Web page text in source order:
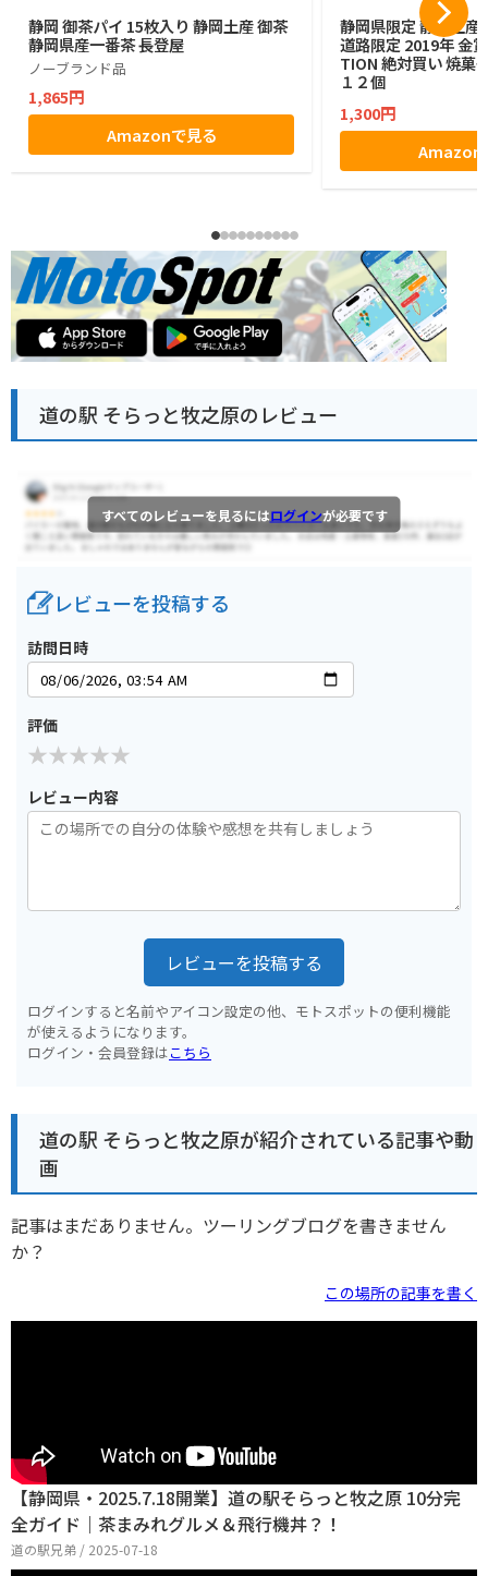
静岡 御茶パイ 15枚入り 静岡土産 御茶
静岡県産一番茶 長登屋
ノーブランド品
1,865円
Amazonで見る
静岡県限定 静岡土産
道路限定 2019年 金
TION 絶対買い 焼菓
１２個
1,300円
Amazon
道の駅 そらっと牧之原のレビュー
すべてのレビューを見るにはログインが必要です
レビューを投稿する
訪問日時
評価
レビュー内容
レビューを投稿する
ログインすると名前やアイコン設定の他、モトスポットの便利機能
が使えるようになります。
ログイン・会員登録はこちら
道の駅 そらっと牧之原が紹介されている記事や動
画
記事はまだありません。ツーリングブログを書きません
か？
この場所の記事を書く
【静岡県・2025.7.18開業】道の駅そらっと牧之原 10分完
全ガイド｜茶まみれグルメ＆飛行機丼？！
道の駅兄弟 / 2025-07-18